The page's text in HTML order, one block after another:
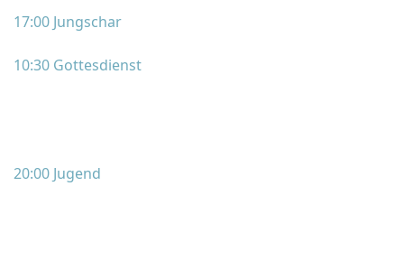
17:00 Jungschar
10:30 Gottesdienst
20:00 Jugend